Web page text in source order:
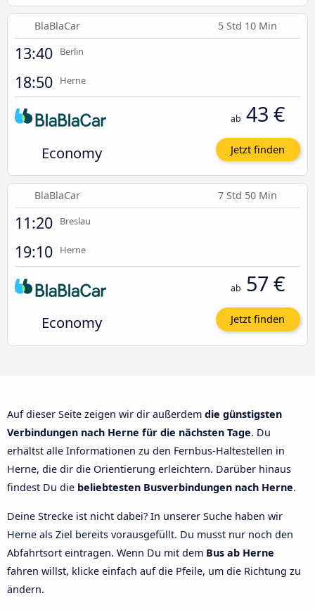
BlaBlaCar 5 Std 10 Min
13:40 Berlin
18:50 Herne
Economy
ab 43 €
Jetzt finden
BlaBlaCar 7 Std 50 Min
11:20 Breslau
19:10 Herne
Economy
ab 57 €
Jetzt finden
Auf dieser Seite zeigen wir dir außerdem die günstigsten
Verbindungen nach Herne für die nächsten Tage. Du
erhältst alle Informationen zu den Fernbus-Haltestellen in
Herne, die dir die Orientierung erleichtern. Darüber hinaus
findest Du die beliebtesten Busverbindungen nach Herne.
Deine Strecke ist nicht dabei? In unserer Suche haben wir
Herne als Ziel bereits vorausgefüllt. Du musst nur noch den
Abfahrtsort eintragen. Wenn Du mit dem Bus ab Herne
fahren willst, klicke einfach auf die Pfeile, um die Richtung zu
ändern.